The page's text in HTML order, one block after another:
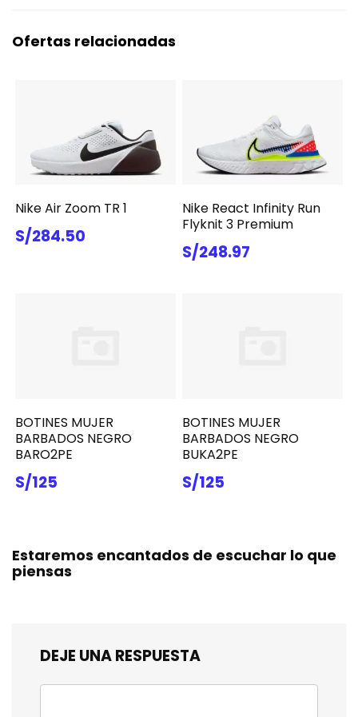
Ofertas relacionadas
Nike Air Zoom TR 1
S/284.50
Nike React Infinity Run
Flyknit 3 Premium
S/248.97
BOTINES MUJER
BARBADOS NEGRO
BARO2PE
S/125
BOTINES MUJER
BARBADOS NEGRO
BUKA2PE
S/125
Estaremos encantados de escuchar lo que
piensas
DEJE UNA RESPUESTA